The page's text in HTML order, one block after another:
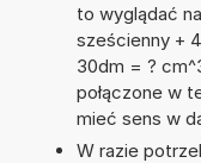
to wyglądać
sześcienny +
30dm = ?
połączone w
mieć sens w
W razie